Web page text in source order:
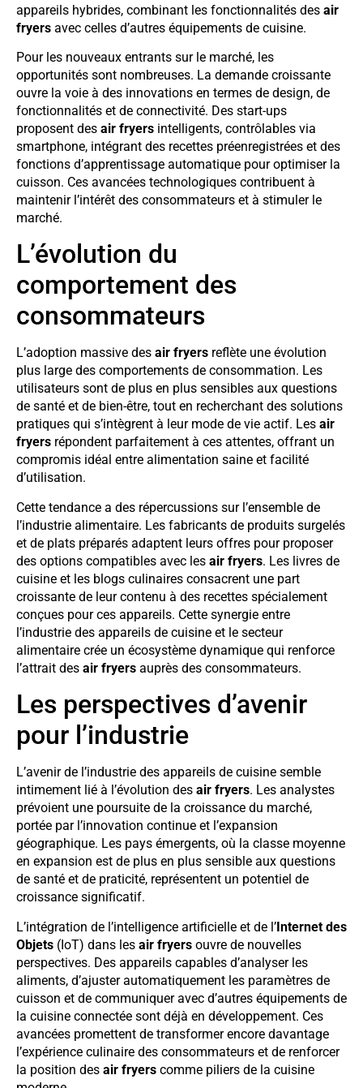
appareils hybrides, combinant les fonctionnalités des air
fryers avec celles d’autres équipements de cuisine.
Pour les nouveaux entrants sur le marché, les
opportunités sont nombreuses. La demande croissante
ouvre la voie à des innovations en termes de design, de
fonctionnalités et de connectivité. Des start-ups
proposent des air fryers intelligents, contrôlables via
smartphone, intégrant des recettes préenregistrées et des
fonctions d’apprentissage automatique pour optimiser la
cuisson. Ces avancées technologiques contribuent à
maintenir l’intérêt des consommateurs et à stimuler le
marché.
L’évolution du
comportement des
consommateurs
L’adoption massive des air fryers reflète une évolution
plus large des comportements de consommation. Les
utilisateurs sont de plus en plus sensibles aux questions
de santé et de bien-être, tout en recherchant des solutions
pratiques qui s’intègrent à leur mode de vie actif. Les air
fryers répondent parfaitement à ces attentes, offrant un
compromis idéal entre alimentation saine et facilité
d’utilisation.
Cette tendance a des répercussions sur l’ensemble de
l’industrie alimentaire. Les fabricants de produits surgelés
et de plats préparés adaptent leurs offres pour proposer
des options compatibles avec les air fryers. Les livres de
cuisine et les blogs culinaires consacrent une part
croissante de leur contenu à des recettes spécialement
conçues pour ces appareils. Cette synergie entre
l’industrie des appareils de cuisine et le secteur
alimentaire crée un écosystème dynamique qui renforce
l’attrait des air fryers auprès des consommateurs.
Les perspectives d’avenir
pour l’industrie
L’avenir de l’industrie des appareils de cuisine semble
intimement lié à l’évolution des air fryers. Les analystes
prévoient une poursuite de la croissance du marché,
portée par l’innovation continue et l’expansion
géographique. Les pays émergents, où la classe moyenne
en expansion est de plus en plus sensible aux questions
de santé et de praticité, représentent un potentiel de
croissance significatif.
L’intégration de l’intelligence artificielle et de l’Internet des
Objets (IoT) dans les air fryers ouvre de nouvelles
perspectives. Des appareils capables d’analyser les
aliments, d’ajuster automatiquement les paramètres de
cuisson et de communiquer avec d’autres équipements de
la cuisine connectée sont déjà en développement. Ces
avancées promettent de transformer encore davantage
l’expérience culinaire des consommateurs et de renforcer
la position des air fryers comme piliers de la cuisine